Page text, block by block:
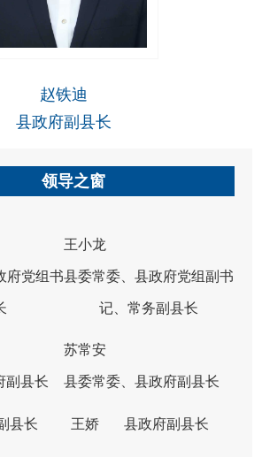
赵铁迪
县政府副县长
领导之窗
府党组书
​王小龙
县委常委、县政府党组副书
记、常务副县长
副县长
苏常安
县委常委、县政府副县长
县长 王娇 县政府副县长